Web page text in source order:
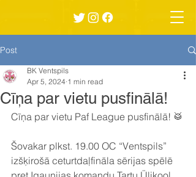
Post
Cīņa par vietu pusfinālā!
BK Ventspils
Apr 5, 2024 1 min read
Cīņa par vietu Paf League pusfinālā! 🥁
Šovakar plkst. 19.00 OC “Ventspils”
izšķirošā ceturtdaļfināla sērijas spēlē